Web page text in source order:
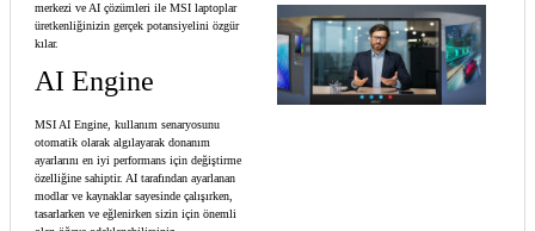
merkezi ve AI çözümleri ile MSI laptoplar
üretkenliğinizin gerçek potansiyelini özgür
kılar.
AI Engine
MSI AI Engine, kullanım senaryosunu
otomatik olarak algılayarak donanım
ayarlarını en iyi performans için değiştirme
özelliğine sahiptir. AI tarafından ayarlanan
modlar ve kaynaklar sayesinde çalışırken,
tasarlarken ve eğlenirken sizin için önemli